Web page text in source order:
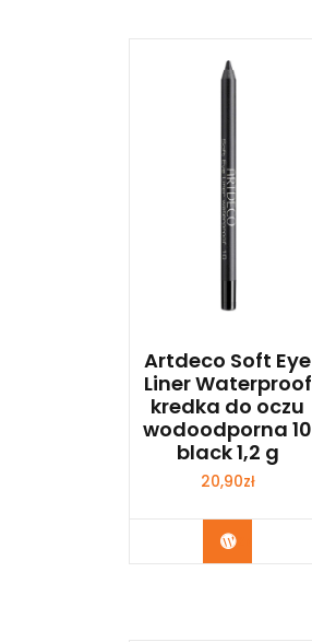
Artdeco Soft Eye
Liner Waterproof
kredka do oczu
wodoodporna 10
black 1,2 g
20,90zł
Zobacz